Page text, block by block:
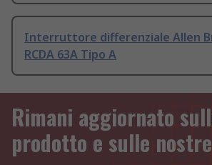
Interruttore differenziale Allen
RCDA 63A Tipo A
Rimani aggiornato
prodotto e sulle